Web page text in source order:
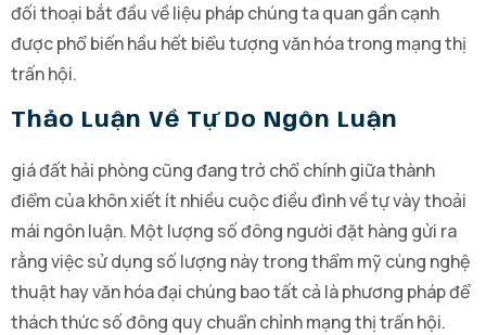
đối thoại bắt đầu về liệu pháp chúng ta quan gần cạnh
được phổ biến hầu hết biểu tượng văn hóa trong mạng thị
trấn hội.
Thảo Luận Về Tự Do Ngôn Luận
giá đất hải phòng cũng đang trở chổ chính giữa thành
điểm của khôn xiết ít nhiều cuộc điều đình về tự vày thoải
mái ngôn luận. Một lượng số đông người đặt hàng gửi ra
rằng việc sử dụng số lượng này trong thẩm mỹ cùng nghệ
thuật hay văn hóa đại chúng bao tất cả là phương pháp để
thách thức số đông quy chuẩn chỉnh mạng thị trấn hội.